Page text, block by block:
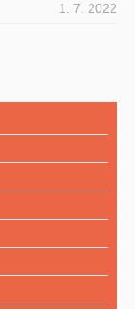
1. 7. 2022